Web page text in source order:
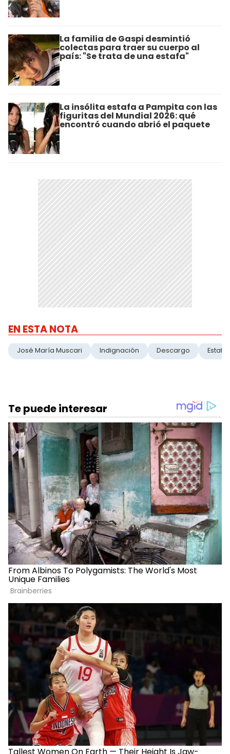
La familia de Gaspi desmintió
colectas para traer su cuerpo al
país: "Se trata de una estafa"
La insólita estafa a Pampita con las
figuritas del Mundial 2026: qué
encontró cuando abrió el paquete
EN ESTA NOTA
José María Muscari Indignación Descargo Estafa